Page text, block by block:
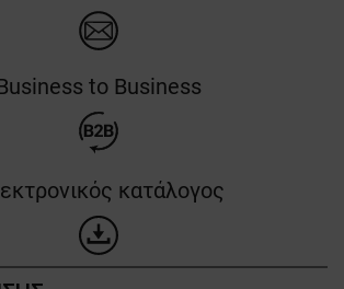
to Business
κατάλογος